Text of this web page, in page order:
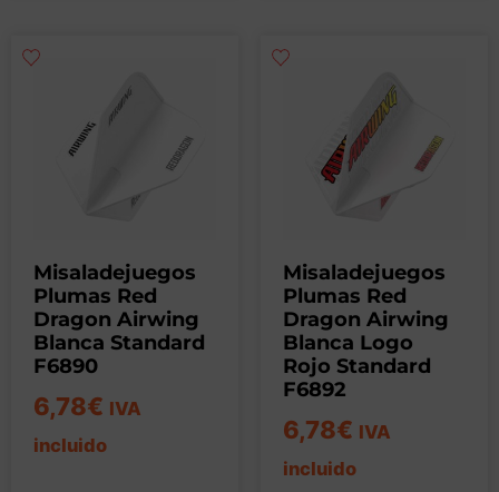
Misaladejuegos
Plumas Red
Dragon Airwing
Blanca Standard
F6890
6,78€ IVA
incluido
Misaladejuegos
Plumas Red
Dragon Airwing
Blanca Logo
Rojo Standard
F6892
6,78€ IVA
incluido